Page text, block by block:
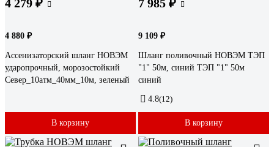
4 279 ₽
4 880 ₽
Ассенизаторский шланг НОВЭМ
ударопрочный, морозостойкий
Север_10атм_40мм_10м, зеленый
В корзину
7 985 ₽
9 109 ₽
Шланг поливочный НОВЭМ ТЭП
"1" 50м, синий ТЭП "1" 50м
синий
4.8(12)
В корзину